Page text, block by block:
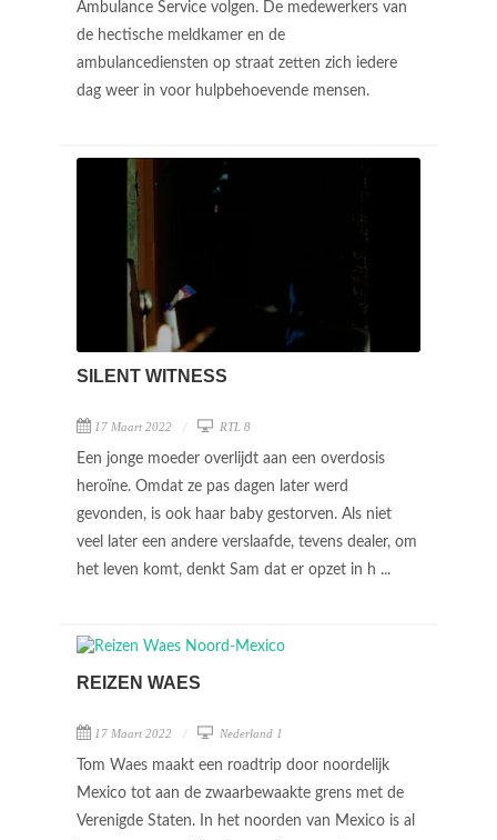
Ambulance Service volgen. De medewerkers van
de hectische meldkamer en de
ambulancediensten op straat zetten zich iedere
dag weer in voor hulpbehoevende mensen.
SILENT WITNESS
17 Maart 2022 RTL 8
Een jonge moeder overlijdt aan een overdosis
heroïne. Omdat ze pas dagen later werd
gevonden, is ook haar baby gestorven. Als niet
veel later een andere verslaafde, tevens dealer, om
het leven komt, denkt Sam dat er opzet in h ...
REIZEN WAES
17 Maart 2022 Nederland 1
Tom Waes maakt een roadtrip door noordelijk
Mexico tot aan de zwaarbewaakte grens met de
Verenigde Staten. In het noorden van Mexico is al